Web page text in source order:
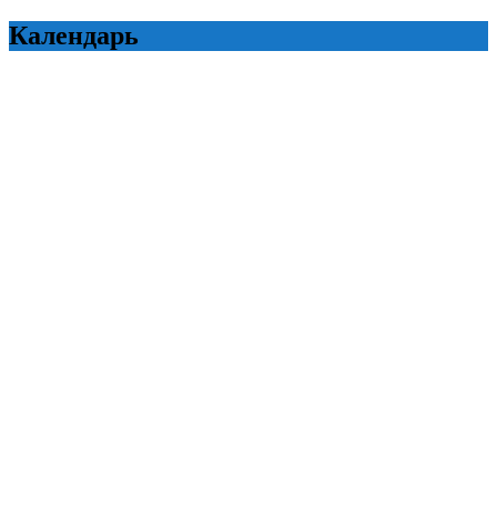
Календарь